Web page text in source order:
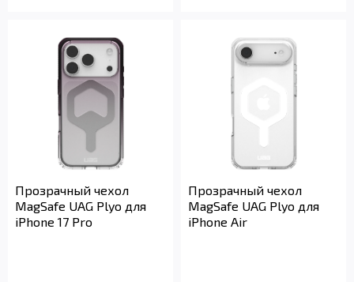
Прозрачный чехол
MagSafe UAG Plyo для
iPhone 17 Pro
Прозрачный чехол
MagSafe UAG Plyo для
iPhone Air